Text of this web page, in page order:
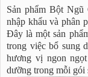
Sản phẩm Bột
nhập khẩu và phân
Đây là một sản
trong việc bổ sung
hương vị ngon
dưỡng trong mỗi gói